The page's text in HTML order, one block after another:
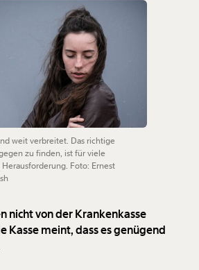
weit verbreitet. Das richtige
zu finden, ist für viele
Foto: Ernest
nicht von der Krankenkasse
Kasse meint, dass es genügend